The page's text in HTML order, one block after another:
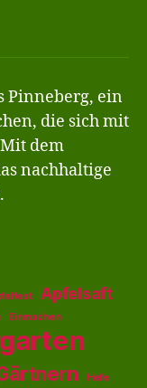
Pinneberg, ein
die sich mit
dem
nachhaltige
Apfelsaft
Einmachen
Hefe